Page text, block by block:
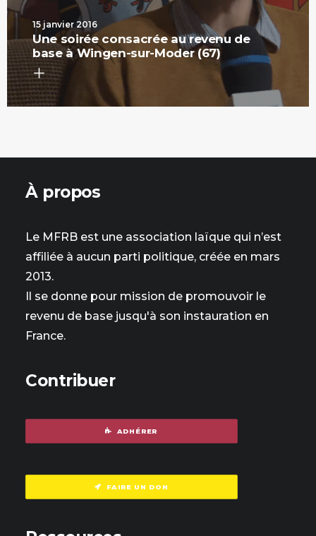
15 janvier 2016
Une soirée consacrée au revenu de
base à Wingen-sur-Moder (67)
À propos
Le MFRB est une association laïque qui n’est
affiliée à aucun parti politique, créée en mars
2013.
Il se donne pour mission de promouvoir le
revenu de base jusqu'à son instauration en
France.
Contribuer
ADHÉRER
FAIRE UN DON